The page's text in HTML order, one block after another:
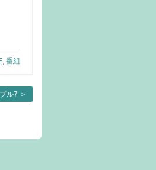
, 番組
ル7 ＞